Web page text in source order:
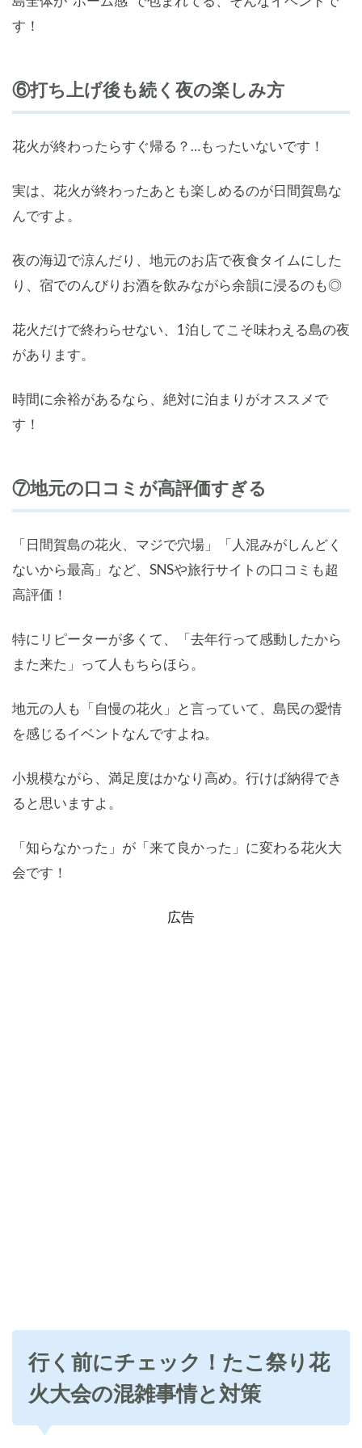
す！
⑥打ち上げ後も続く夜の楽しみ方
花火が終わったらすぐ帰る？…もったいないです！
実は、花火が終わったあとも楽しめるのが日間賀島な
んですよ。
夜の海辺で涼んだり、地元のお店で夜食タイムにした
り、宿でのんびりお酒を飲みながら余韻に浸るのも◎
花火だけで終わらせない、1泊してこそ味わえる島の夜
があります。
時間に余裕があるなら、絶対に泊まりがオススメで
す！
⑦地元の口コミが高評価すぎる
「日間賀島の花火、マジで穴場」「人混みがしんどく
ないから最高」など、SNSや旅行サイトの口コミも超
高評価！
特にリピーターが多くて、「去年行って感動したから
また来た」って人もちらほら。
地元の人も「自慢の花火」と言っていて、島民の愛情
を感じるイベントなんですよね。
小規模ながら、満足度はかなり高め。行けば納得でき
ると思いますよ。
「知らなかった」が「来て良かった」に変わる花火大
会です！
広告
行く前にチェック！たこ祭り花
火大会の混雑事情と対策